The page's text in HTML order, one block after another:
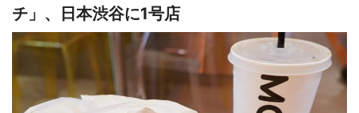
チ」、日本渋谷に1号店